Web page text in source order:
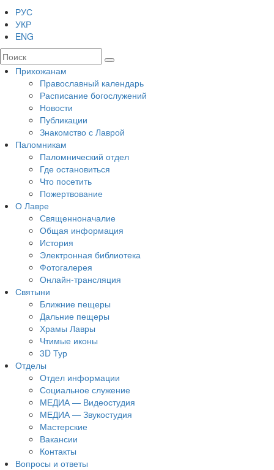
РУС
УКР
ENG
Прихожанам
Православный календарь
Расписание богослужений
Новости
Публикации
Знакомство с Лаврой
Паломникам
Паломнический отдел
Где остановиться
Что посетить
Пожертвование
О Лавре
Священноначалие
Общая информация
История
Электронная библиотека
Фотогалерея
Онлайн-трансляция
Святыни
Ближние пещеры
Дальние пещеры
Храмы Лавры
Чтимые иконы
3D Тур
Отделы
Отдел информации
Социальное служение
МЕДИА — Видеостудия
МЕДИА — Звукостудия
Мастерские
Вакансии
Контакты
Вопросы и ответы